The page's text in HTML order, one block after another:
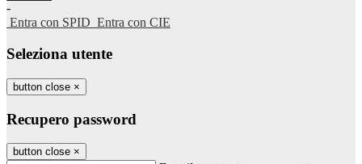
-
Entra con SPID Entra con CIE
Seleziona utente
button close ×
Recupero password
button close ×